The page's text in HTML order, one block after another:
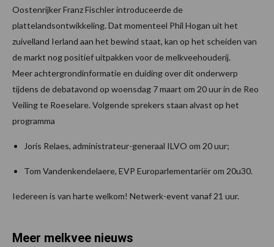
Oostenrijker Franz Fischler introduceerde de
plattelandsontwikkeling. Dat momenteel Phil Hogan uit het
zuivelland Ierland aan het bewind staat, kan op het scheiden van
de markt nog positief uitpakken voor de melkveehouderij.
Meer achtergrondinformatie en duiding over dit onderwerp
tijdens de debatavond op woensdag 7 maart om 20 uur in de Reo
Veiling te Roeselare. Volgende sprekers staan alvast op het
programma
Joris Relaes, administrateur-generaal ILVO om 20 uur;
Tom Vandenkendelaere, EVP Europarlementariër om 20u30.
Iedereen is van harte welkom! Netwerk-event vanaf 21 uur.
Meer melkvee nieuws